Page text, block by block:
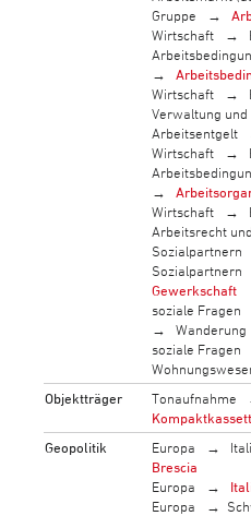
Gruppe
Wirtschaft
Wirtschaft
Verwaltung
Arbeitsentgelt
Wirtschaft
Wirtschaft
Arbeitsrecht
Sozialpartnern
Sozialpartnern
Gewerkschaft
soziale Fragen
Wanderung
soziale Fragen
Objektträger
Tonaufnahme
Geopolitik
Europa
Brescia
Europa
Europa